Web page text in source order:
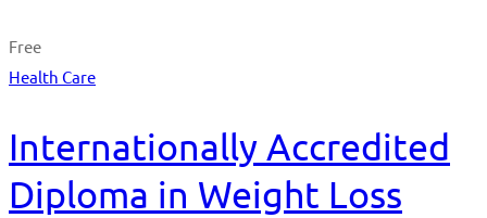
Free
Health Care
Internationally Accredited
Diploma in Weight Loss